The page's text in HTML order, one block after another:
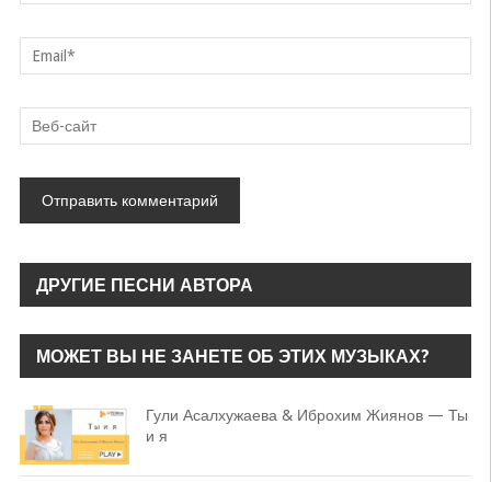
ДРУГИЕ ПЕСНИ АВТОРА
МОЖЕТ ВЫ НЕ ЗАНЕТЕ ОБ ЭТИХ МУЗЫКАХ?
Гули Асалхужаева & Иброхим Жиянов — Ты
и я